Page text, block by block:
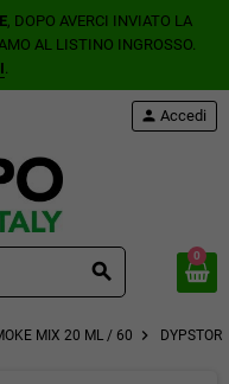
, DOPO AVERCI INVIATO LA
AL LISTINO INGROSSO.
.
search
person Accedi
0
MIX 20 ML / 60 chevron_right